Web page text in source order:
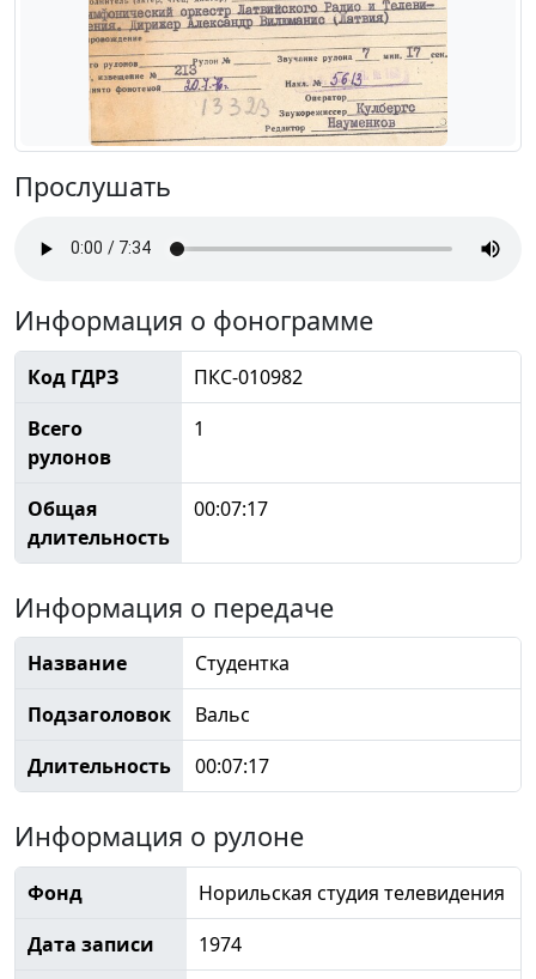
Прослушать
Информация о фонограмме
Код ГДРЗ
ПКС-010982
Всего
рулонов
1
Общая
длительность
00:07:17
Информация о передаче
Название
Студентка
Подзаголовок
Вальс
Длительность
00:07:17
Информация о рулоне
Фонд
Норильская студия телевидения
Дата записи
1974